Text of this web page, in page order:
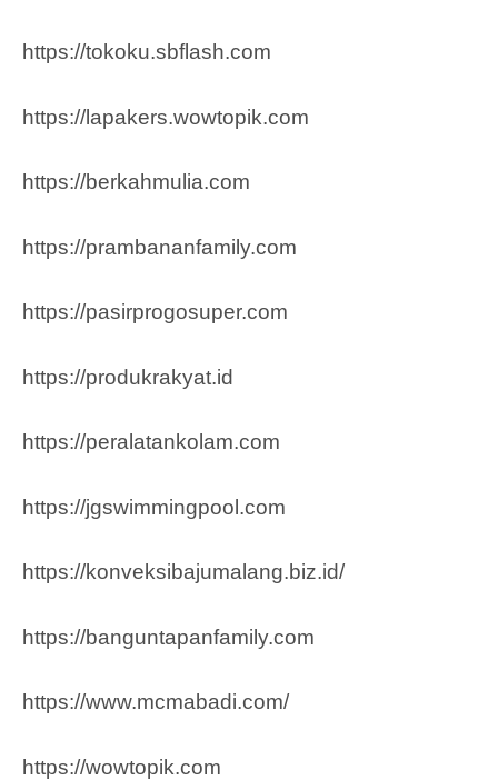
https://tokoku.sbflash.com
https://lapakers.wowtopik.com
https://berkahmulia.com
https://prambananfamily.com
https://pasirprogosuper.com
https://produkrakyat.id
https://peralatankolam.com
https://jgswimmingpool.com
https://konveksibajumalang.biz.id/
https://banguntapanfamily.com
https://www.mcmabadi.com/
https://wowtopik.com